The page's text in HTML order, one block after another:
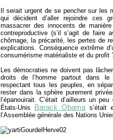
Il serait urgent de se pencher sur les
qui décident d’aller rejoindre ces
massacrer des innocents de
contreproductive (s’il s’agit de faire
chômage, la précarité, les pertes de
explications. Conséquence extrême
consumérisme matérialiste et du profit
Les démocraties ne doivent pas
droits de l’homme partout dans
respectant tous les peuples, en
rester dans la sphère purement
l’épanouirait. C’était d’ailleurs un
États-Unis
Barack Obama s’était
l’Assemblée générale des Nations